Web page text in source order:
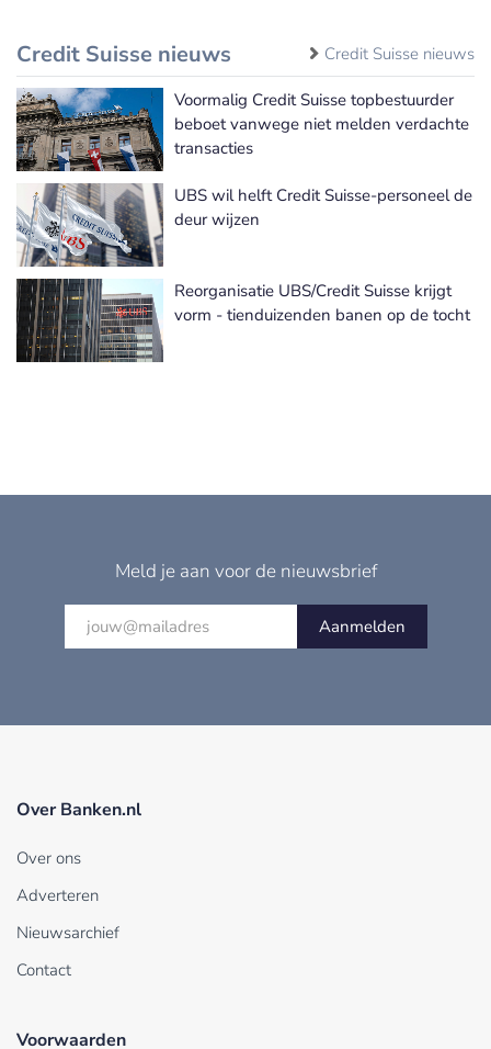
Credit Suisse nieuws Credit Suisse nieuws
Voormalig Credit Suisse topbestuurder
beboet vanwege niet melden verdachte
transacties
UBS wil helft Credit Suisse-personeel de
deur wijzen
Reorganisatie UBS/Credit Suisse krijgt
vorm - tienduizenden banen op de tocht
Meld je aan voor de nieuwsbrief
Aanmelden
Over Banken.nl
Over ons
Adverteren
Nieuwsarchief
Contact
Voorwaarden